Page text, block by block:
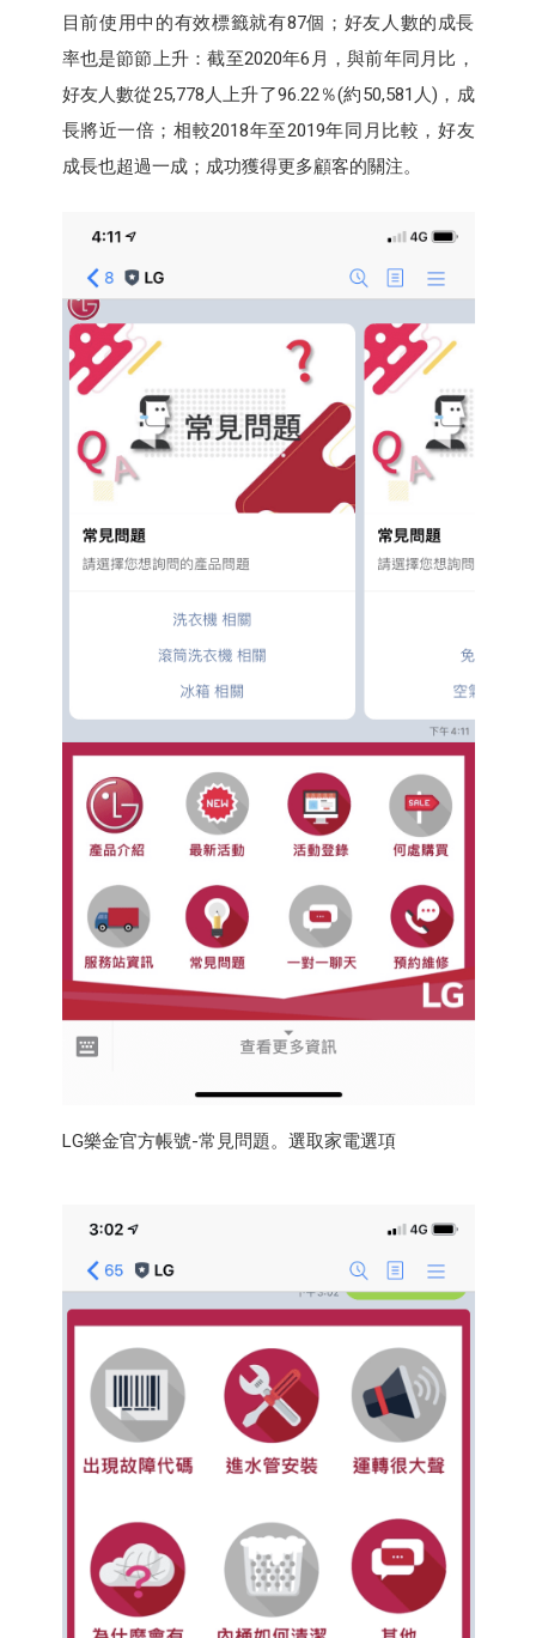
目前使用中的有效標籤就有87個；好友人數的成長
率也是節節上升：截至2020年6月，與前年同月比，
好友人數從25,778人上升了96.22％(約50,581人)，成
長將近一倍；相較2018年至2019年同月比較，好友
成長也超過一成；成功獲得更多顧客的關注。
LG樂金官方帳號-常見問題。選取家電選項